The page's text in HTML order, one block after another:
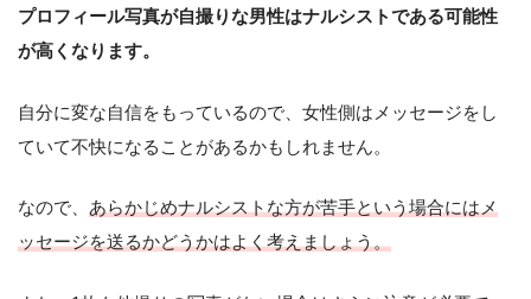
プロフィール写真が自撮りな男性はナルシストである可能性
が高くなります。
自分に変な自信をもっているので、女性側はメッセージをし
ていて不快になることがあるかもしれません。
なので、 あらかじめナルシストな方が苦手という場合にはメ
ッセージを送るかどうかはよく考えましょう。